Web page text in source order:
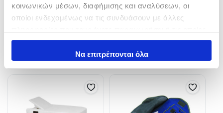
κοινωνικών μέσων, διαφήμισης και αναλύσεων, οι
οποίοι ενδεχομένως να τις συνδυάσουν με άλλες
έχουν συλλέξει σε σχέση με την από μέρους σας χρήση
των υπηρεσιών τους.Να επιτρέπονται όλα
15,00€
Προσθήκη στο καλάθι
26,00€
Προσθήκη στο καλάθι